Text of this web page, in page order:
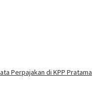
Perpajakan di KPP Pratama